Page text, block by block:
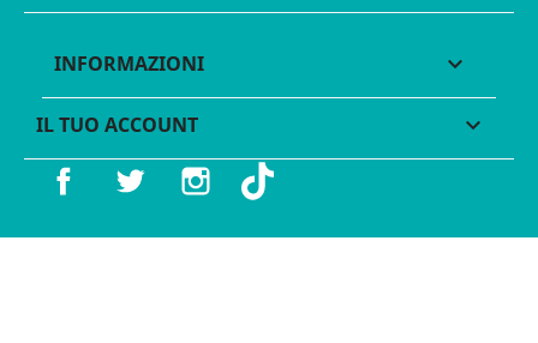
INFORMAZIONI 
IL TUO ACCOUNT 
Facebook Twitter Instagram